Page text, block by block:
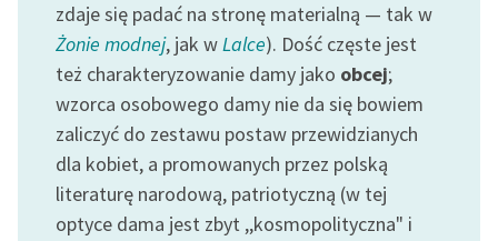
Regulamin biblioteki
Dane fundacji i
sprawozdania finansowe
Regulamin darowizn
Informacja o treściach
wrażliwych
zdaje się padać na stronę materialną — tak w
Żonie modnej, jak wLalce). Dość częste jest
też charakteryzowanie damy jako obcej;
wzorca osobowego damy nie da się bowiem
zaliczyć do zestawu postaw przewidzianych
dla kobiet, a promowanych przez polską
literaturę narodową, patriotyczną (w tej
optyce dama jest zbyt ,,kosmopolityczna" i